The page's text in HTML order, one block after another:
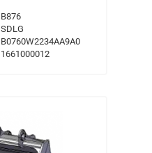
B876
SDLG
B0760W2234AA9A0
1661000012